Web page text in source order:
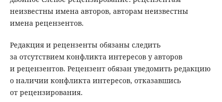
неизвестны имена авторов, авторам неизвестны
имена рецензентов.
Редакция и рецензенты обязаны следить
за отсутствием конфликта интересов у авторов
и рецензентов. Рецензент обязан уведомить редакцию
о наличии конфликта интересов, отказавшись
от рецензирования.